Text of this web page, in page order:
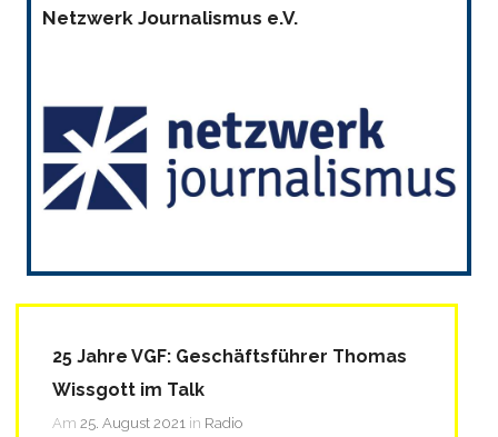
Netzwerk Journalismus e.V.
25 Jahre VGF: Geschäftsführer Thomas
Wissgott im Talk
Am 25. August 2021 in Radio